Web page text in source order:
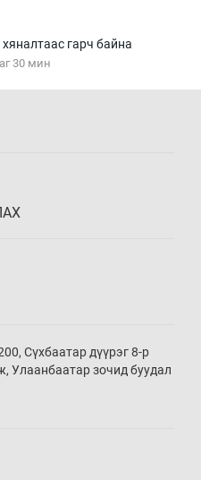
гарч байна
30 мин
00 мин
30 мин
00 мин
Сүхбаатар дүүрэг 8-р
Улаанбаатар зочид буудал